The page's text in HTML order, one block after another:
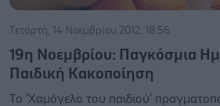
Τετάρτη, 14 Νοεμβρίου 2012, 18:56
19η Νοεμβρίου: Παγκόσμια
Παιδική Κακοποίηση
Το 'Χαμόγελο του παιδιού'